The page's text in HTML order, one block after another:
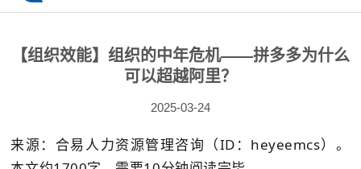
【组织效能】组织的中年危机——拼多多为什么
可以超越阿里？
2025-03-24
来源：合易人力资源管理咨询（ID：heyeemcs）。